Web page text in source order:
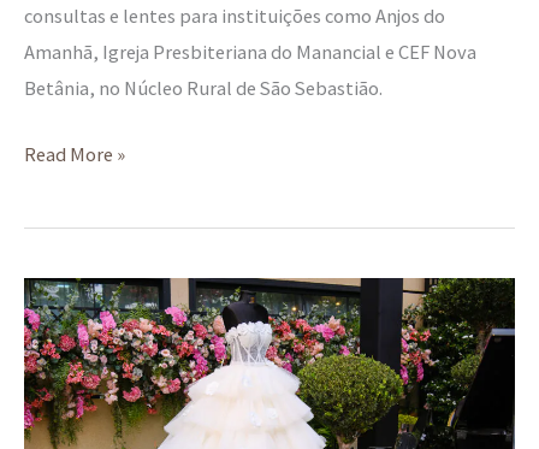
consultas e lentes para instituições como Anjos do
Amanhã, Igreja Presbiteriana do Manancial e CEF Nova
Betânia, no Núcleo Rural de São Sebastião.
Read More »
O
jardim
de
vestidos
do